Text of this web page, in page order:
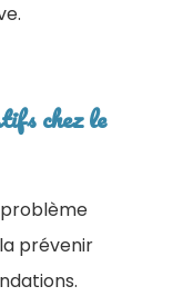
chez le
prévenir